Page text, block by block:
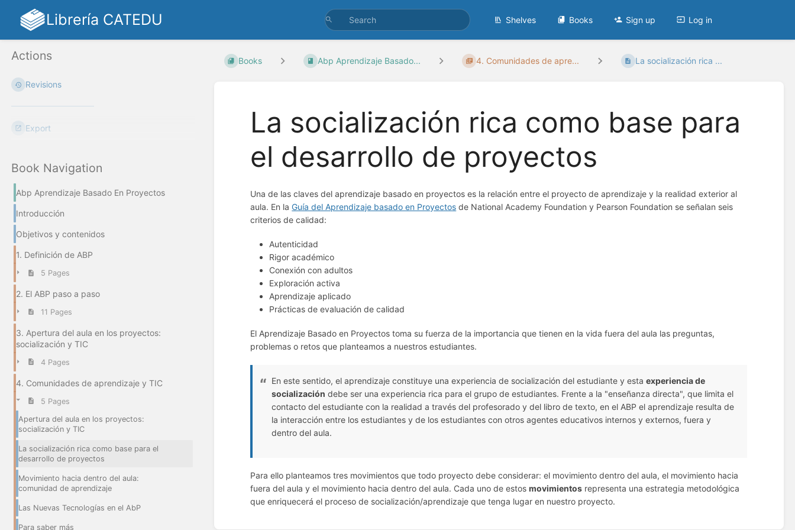
Librería CATEDU Shelves Books Sign up Log in
Actions
Revisions
Export
Book Navigation
Abp Aprendizaje Basado En Proyectos
Introducción
Objetivos y contenidos
1. Definición de ABP
5 Pages
2. El ABP paso a paso
11 Pages
3. Apertura del aula en los proyectos:
socialización y TIC
4 Pages
4. Comunidades de aprendizaje y TIC
5 Pages
Apertura del aula en los proyectos:
socialización y TIC
La socialización rica como base para el
desarrollo de proyectos
Movimiento hacia dentro del aula:
comunidad de aprendizaje
Las Nuevas Tecnologías en el AbP
Para saber más
Books Abp Aprendizaje Basado... 4. Comunidades de apre... La socialización rica ...
La socialización rica como base para
el desarrollo de proyectos
Una de las claves del aprendizaje basado en proyectos es la relación entre el proyecto de aprendizaje y la realidad exterior al
aula. En laGuía del Aprendizaje basado en Proyectos de National Academy Foundation y Pearson Foundation se señalan seis
criterios de calidad:
Autenticidad
Rigor académico
Conexión con adultos
Exploración activa
Aprendizaje aplicado
Prácticas de evaluación de calidad
El Aprendizaje Basado en Proyectos toma su fuerza de la importancia que tienen en la vida fuera del aula las preguntas,
problemas o retos que planteamos a nuestros estudiantes.
En este sentido, el aprendizaje constituye una experiencia de socialización del estudiante y estaexperiencia de
socialización debe ser una experiencia rica para el grupo de estudiantes. Frente a la "enseñanza directa", que limita el
contacto del estudiante con la realidad a través del profesorado y del libro de texto, en el ABP el aprendizaje resulta de
la interacción entre los estudiantes y de los estudiantes con otros agentes educativos internos y externos, fuera y
dentro del aula.
Para ello planteamos tres movimientos que todo proyecto debe considerar: el movimiento dentro del aula, el movimiento hacia
fuera del aula y el movimiento hacia dentro del aula. Cada uno de estosmovimientos representa una estrategia metodológica
que enriquecerá el proceso de socialización/aprendizaje que tenga lugar en nuestro proyecto.